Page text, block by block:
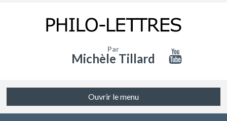
Par
Michèle Tillard
Ouvrir le menu